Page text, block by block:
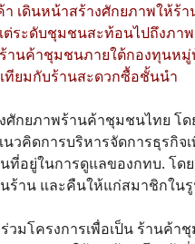
เดินหน้าสร้างศักยภาพให้ร้
ต่ระดับชุมชนสะท้อนไปถึงภ
นค้าชุมชนภายใต้กองทุนห
ยมกับร้านสะดวกซื้อชั้นนำ
ศักยภาพร้านค้าชุมชนไทย
วคิดการบริหารจัดการธุรกิ
อยู่ในการดูแลของกทบ. โด
ร้าน และคืนให้แก่สมาชิกใ
วมโครงการเพื่อเป็น ร้านค้